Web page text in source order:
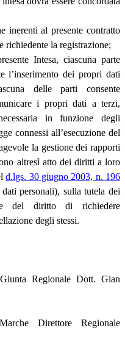
inerenti al presente contratto
richiedente la registrazione;
Intesa, ciascuna parte
l’inserimento dei propri dati
delle parti consente
i propri dati a terzi,
in funzione degli
connessi all’esecuzione del
la gestione dei rapporti
altresì atto dei diritti a loro
d.lgs. 30 giugno 2003, n. 196
personali), sulla tutela dei
del diritto di richiedere
degli stessi.
Regionale Dott. Gian
Direttore Regionale